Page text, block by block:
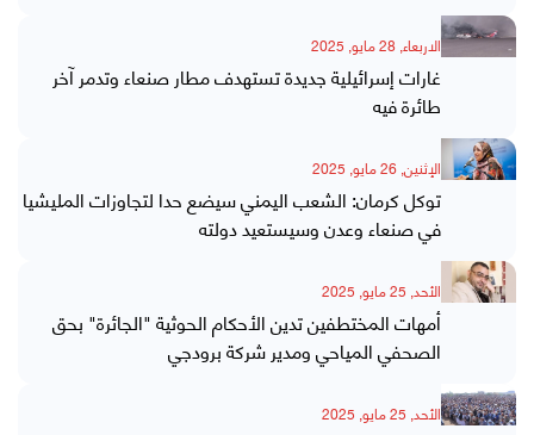
الاربعاء, 28 مايو, 2025
غارات إسرائيلية جديدة تستهدف مطار صنعاء وتدمر آخر
طائرة فيه
الإثنين, 26 مايو, 2025
توكل كرمان: الشعب اليمني سيضع حدا لتجاوزات المليشيا
في صنعاء وعدن وسيستعيد دولته
الأحد, 25 مايو, 2025
أمهات المختطفين تدين الأحكام الحوثية "الجائرة" بحق
الصحفي المياحي ومدير شركة برودجي
الأحد, 25 مايو, 2025